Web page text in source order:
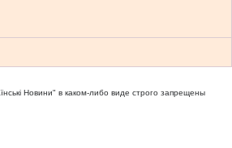
Новини" в каком-либо виде строго запрещены